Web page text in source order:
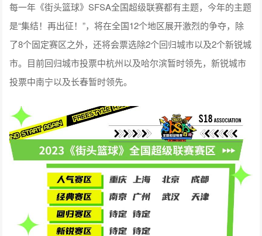
每一年《街头篮球》SFSA全国超级联赛都有主题，今年的主题
是“集结！再出征！”，将在全国12个地区展开激烈的争夺，除
了8个固定赛区之外，还将会票选除2个回归城市以及2个新锐城
市。目前回归城市投票中杭州以及哈尔滨暂时领先，新锐城市
投票中南宁以及长春暂时领先。